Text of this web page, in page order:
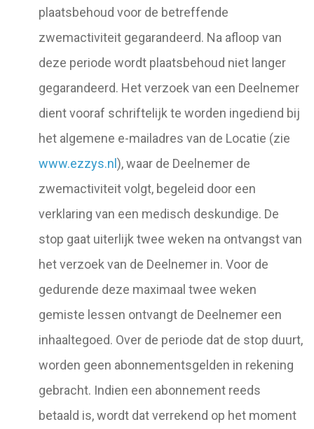
plaatsbehoud voor de betreffende
zwemactiviteit gegarandeerd. Na afloop van
deze periode wordt plaatsbehoud niet langer
gegarandeerd. Het verzoek van een Deelnemer
dient vooraf schriftelijk te worden ingediend bij
het algemene e-mailadres van de Locatie (zie
www.ezzys.nl), waar de Deelnemer de
zwemactiviteit volgt, begeleid door een
verklaring van een medisch deskundige. De
stop gaat uiterlijk twee weken na ontvangst van
het verzoek van de Deelnemer in. Voor de
gedurende deze maximaal twee weken
gemiste lessen ontvangt de Deelnemer een
inhaaltegoed. Over de periode dat de stop duurt,
worden geen abonnementsgelden in rekening
gebracht. Indien een abonnement reeds
betaald is, wordt dat verrekend op het moment